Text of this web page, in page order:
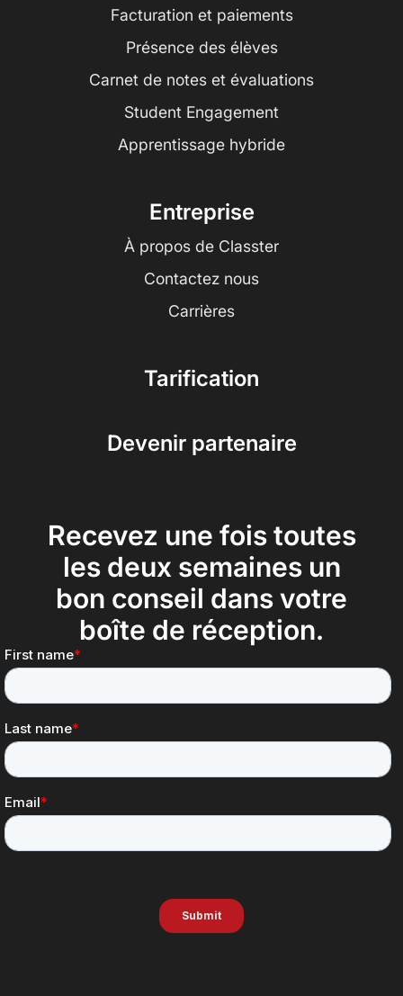
Facturation et paiements
Présence des élèves
Carnet de notes et évaluations
Student Engagement
Apprentissage hybride
Entreprise
À propos de Classter
Contactez nous
Carrières
Tarification
Devenir partenaire
Recevez une fois toutes
les deux semaines un
bon conseil dans votre
boîte de réception.